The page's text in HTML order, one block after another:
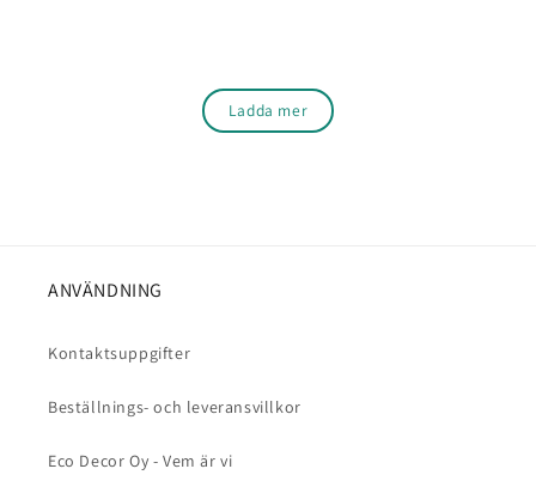
Ladda mer
ANVÄNDNING
Kontaktsuppgifter
Beställnings- och leveransvillkor
Eco Decor Oy - Vem är vi